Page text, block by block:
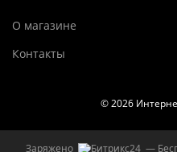
О магазине
Контакты
© 2026
Заряжено —